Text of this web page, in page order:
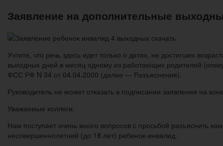
Заявление на дополнительные
Учтите, что речь здесь идет только о детях, не достигших
выходных дней в месяц одному из работающих родителей
ФСС РФ N 34 от 04.04.2000 (далее — Разъяснения).
Руководитель не может отказать в подписании заявления на
Уважаемые коллеги.
Нам поступает очень много вопросов с просьбой разъяснить
несовершеннолетний (до 18 лет) ребенок-инвалид.